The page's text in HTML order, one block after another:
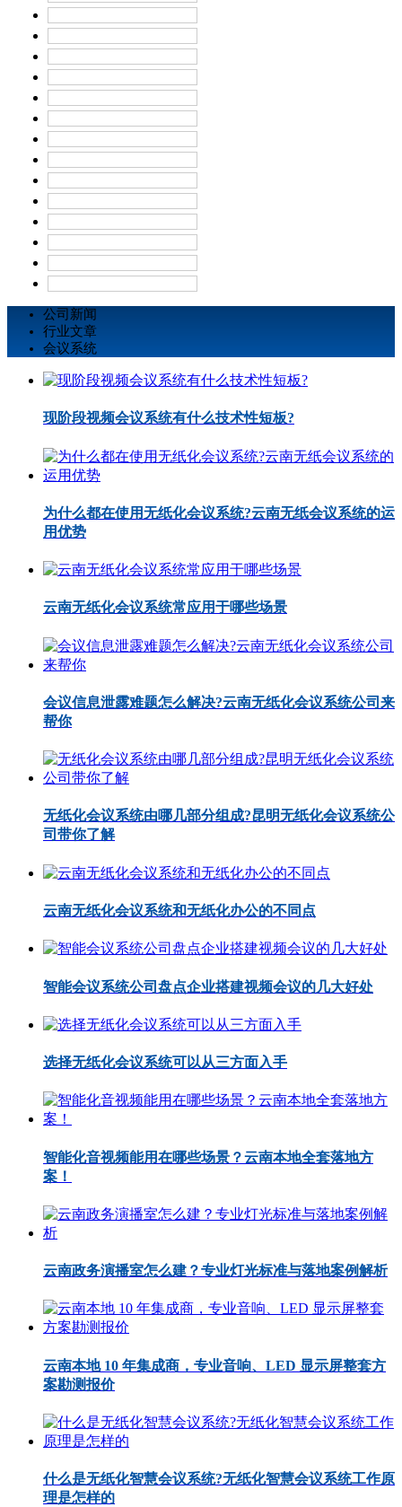
公司新闻
行业文章
会议系统
现阶段视频会议系统有什么技术性短板?
为什么都在使用无纸化会议系统?云南无纸会议系统的运
用优势
云南无纸化会议系统常应用于哪些场景
会议信息泄露难题怎么解决?云南无纸化会议系统公司来
帮你
无纸化会议系统由哪几部分组成?昆明无纸化会议系统公
司带你了解
云南无纸化会议系统和无纸化办公的不同点
智能会议系统公司盘点企业搭建视频会议的几大好处
选择无纸化会议系统可以从三方面入手
智能化音视频能用在哪些场景？云南本地全套落地方
案！
云南政务演播室怎么建？专业灯光标准与落地案例解析
云南本地 10 年集成商，专业音响、LED 显示屏整套方
案勘测报价
什么是无纸化智慧会议系统?无纸化智慧会议系统工作原
理是怎样的